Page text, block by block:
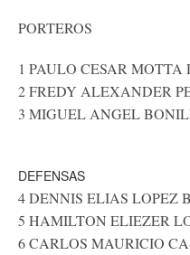
PORTEROS
1 PAULO CESAR MOTTA
2 FREDY ALEXANDER
3 MIGUEL ANGEL
DEFENSAS
4 DENNIS ELIAS LOPEZ
5 HAMILTON ELIEZER
6 CARLOS MAURICIO